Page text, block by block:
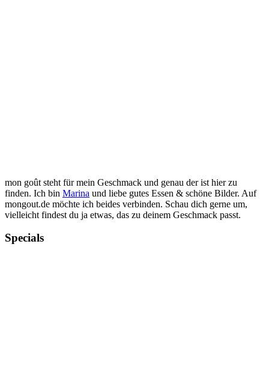
mon goût steht für mein Geschmack und genau der ist hier zu
finden. Ich bin Marina und liebe gutes Essen & schöne Bilder. Auf
mongout.de möchte ich beides verbinden. Schau dich gerne um,
vielleicht findest du ja etwas, das zu deinem Geschmack passt.
Specials